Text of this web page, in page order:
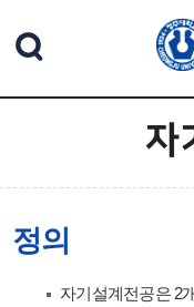
자
정의
자기설계전공은 2